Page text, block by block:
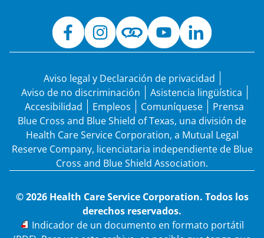
Aviso legal y Declaración de privacidad
Aviso de no discriminación
Asistencia lingüística
Accesibilidad
Empleos Comuníquese
Prensa
Blue Cross and Blue Shield of Texas, una división de
Health Care Service Corporation, a Mutual Legal
Reserve Company, licenciataria independiente de Blue
Cross and Blue Shield Association.
© 2026 Health Care Service Corporation. Todos los
derechos reservados.
PDF
Indicador de un documento en formato portátil